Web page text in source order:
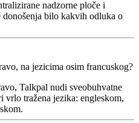
nadzorne ploče i
bilo kakvih odluka o
na jezicima osim francuskog?
Talkpal nudi sveobuhvatne
vrlo tražena jezika: engleskom,